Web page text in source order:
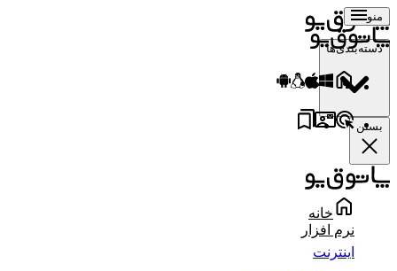
منو
دسته‌بندی‌ها
بستن
خانه
نرم افزار
اینترنت